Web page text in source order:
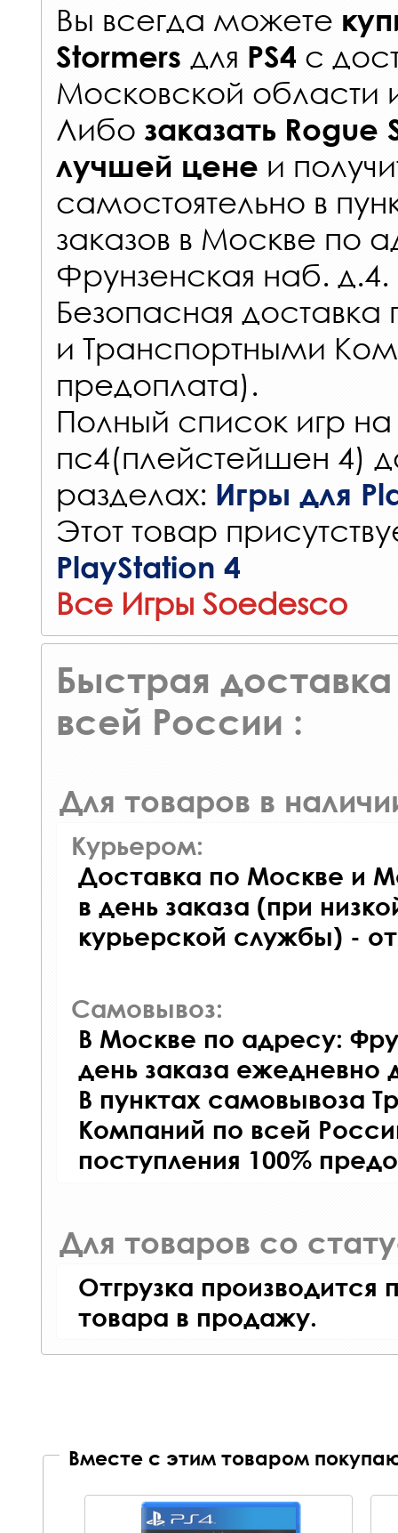
Вы всегда можете
Stormers для PS4 с
Московской области
Либо заказать Rogue
лучшей цене и
самостоятельно в
заказов в Москве по
Фрунзенская наб. д.4.
Безопасная
и Транспортными
предоплата).
Полный список игр на
пс4(плейстейшен 4)
разделах: Игры для
Этот товар
PlayStation 4
Все Игры Soedesco
Быстрая доставка
всей России :
Для товаров в
Курьером:
Доставка по Москве и
в день заказа (при
курьерской службы) -
Самовывоз:
В Москве по адресу:
день заказа ежедневно
В пунктах самовывоза
Компаний по всей
поступления 100%
Для товаров со
Отгрузка производится
товара в продажу.
Вместе с этим товаром